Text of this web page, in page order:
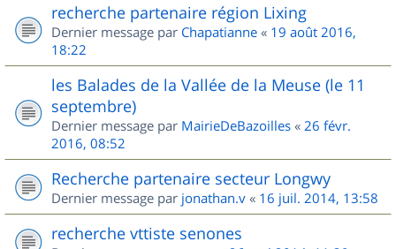
recherche partenaire région Lixing
Dernier message par Chapatianne « 19 août 2016,
18:22
les Balades de la Vallée de la Meuse (le 11
septembre)
Dernier message par MairieDeBazoilles « 26 févr.
2016, 08:52
Recherche partenaire secteur Longwy
Dernier message par jonathan.v « 16 juil. 2014, 13:58
recherche vttiste senones